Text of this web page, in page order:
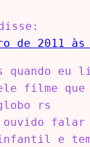
de 2011 às
quando eu
filme que
rs
ouvido falar
e tem